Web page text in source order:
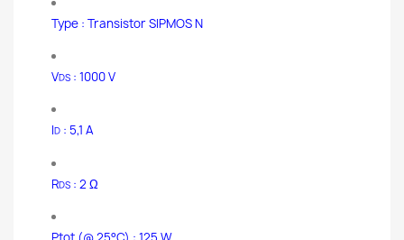
Type : Transistor SIPMOS N
VDS : 1000 V
ID : 5,1 A
RDS : 2 Ω